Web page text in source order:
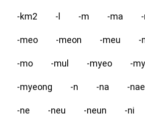
-km2 -l -m -ma
-meo -meon -meu -
-mo -mul -myeo -
-myeong -n -na -nae
-ne -neu -neun -ni